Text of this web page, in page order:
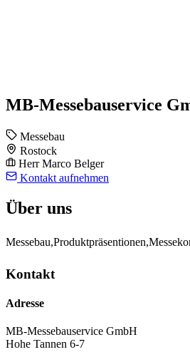
MB-Messebauservice
Messebau
Rostock
Herr Marco Belger
Kontakt aufnehmen
Über uns
Kontakt
Adresse
MB-Messebauservice GmbH
Hohe Tannen 6-7